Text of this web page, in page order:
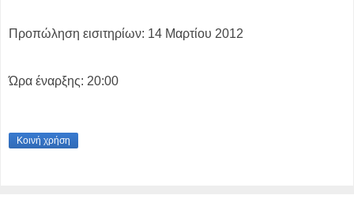
Προπώληση εισιτηρίων: 14 Μαρτίου 2012
Ώρα έναρξης: 20:00
Κοινή χρήση